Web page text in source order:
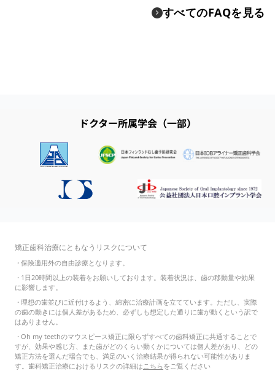
すべてのFAQを見る
ドクター所属学会（一部）
矯正歯科治療にともなうリスクについて
・保険適用外の自由診療となります。
・ 1日20時間以上の装着をお願いしております。装着状況は、歯の移動量や効果
に影響します。
・理想の歯並びに近付けるよう、綿密に治療計画を立てています。ただし、実際
の歯の動きには個人差があるため、必ずしも想定した通りに歯が動くという訳で
はありません。
・Oh my teethのマウスピース矯正に限らずすべての歯科矯正に共通することで
すが、効果や感じ方、また歯がどのくらい動くかについては個人差があり、どの
矯正方法を選んだ場合でも、満足のいく治療結果が得られない可能性がありま
す。歯科矯正治療におけるリスクの詳細はこちらをご覧ください